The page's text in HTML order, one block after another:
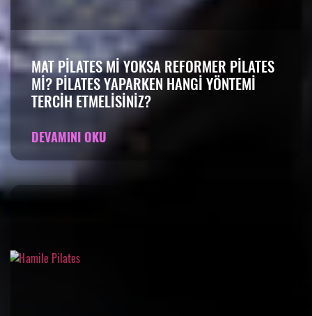
MAT PILATES MI YOKSA REFORMER PILATES
MI? PILATES YAPARKEN HANGI YÖNTEMI
TERCIH ETMELISINIZ?
DEVAMINI OKU